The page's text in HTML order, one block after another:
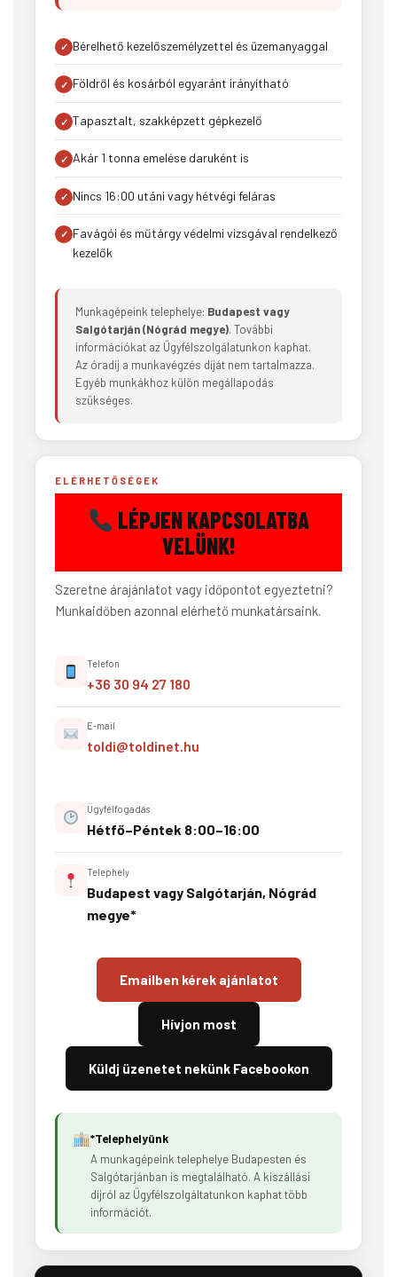
Bérelhető kezelőszemélyzettel és üzemanyaggal
Földről és kosárból egyaránt irányítható
Tapasztalt, szakképzett gépkezelő
Akár 1 tonna emelése daruként is
Nincs 16:00 utáni vagy hétvégi feláras
Favágói és műtárgy védelmi vizsgával rendelkező
kezelők
Munkagépeink telephelye: Budapest vagy
Salgótarján (Nógrád megye). További
információkat az Ügyfélszolgálatunkon kaphat.
Az óradíj a munkavégzés díját nem tartalmazza.
Egyéb munkákhoz külön megállapodás
szükséges.
ELÉRHETŐSÉGEK
LÉPJEN KAPCSOLATBA
VELÜNK!
Szeretne árajánlatot vagy időpontot egyeztetni?
Munkaidőben azonnal elérhető munkatársaink.
Telefon
+36 30 94 27 180
E-mail
toldi@toldinet.hu
Ügyfélfogadás
Hétfő–Péntek 8:00–16:00
Telephely
Budapest vagy Salgótarján, Nógrád
megye*
Emailben kérek ajánlatot
Hívjon most
Küldj üzenetet nekünk Facebookon
*Telephelyünk
A munkagépeink telephelye Budapesten és
Salgótarjánban is megtalálható. A kiszállási
díjról az Ügyfélszolgáltatunkon kaphat több
információt.